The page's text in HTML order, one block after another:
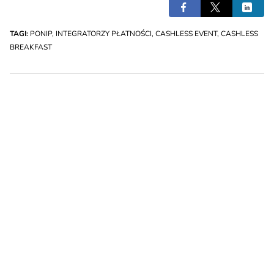
TAGI: PONIP, INTEGRATORZY PŁATNOŚCI, CASHLESS EVENT, CASHLESS
BREAKFAST